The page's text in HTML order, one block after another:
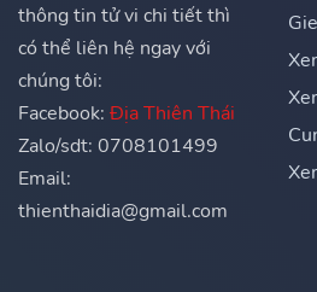
thông tin tử vi chi tiết thì
có thể liên hệ ngay với
chúng tôi:
Facebook: Địa Thiên Thái
Zalo/sdt: 0708101499
Email:
thienthaidia@gmail.com